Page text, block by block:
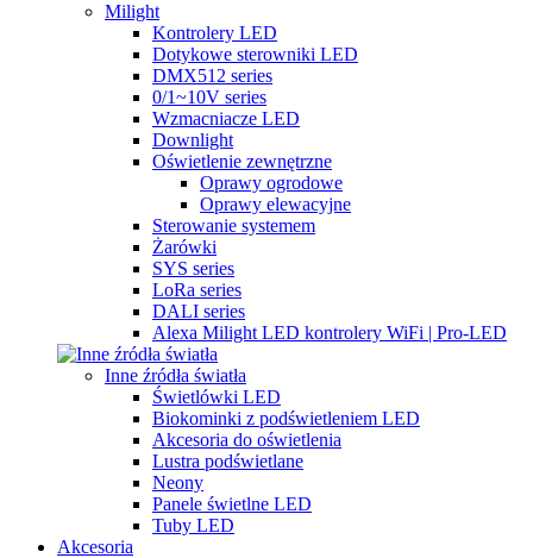
Milight
Kontrolery LED
Dotykowe sterowniki LED
DMX512 series
0/1~10V series
Wzmacniacze LED
Downlight
Oświetlenie zewnętrzne
Oprawy ogrodowe
Oprawy elewacyjne
Sterowanie systemem
Żarówki
SYS series
LoRa series
DALI series
Alexa Milight LED kontrolery WiFi | Pro-LED
Inne źródła światła
Świetlówki LED
Biokominki z podświetleniem LED
Akcesoria do oświetlenia
Lustra podświetlane
Neony
Panele świetlne LED
Tuby LED
Akcesoria